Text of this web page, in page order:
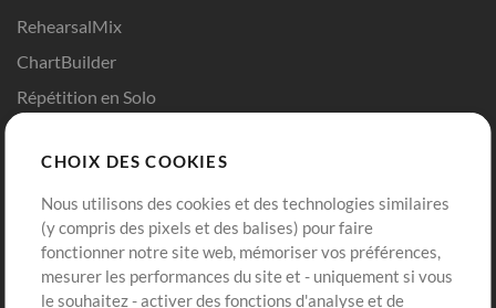
RehearsalMix
ChartBuilder
Répétition en Solo
Modèles ProPresenter
Sons
Boutique
Acheter des crédits
Compte
Connexion
CHOIX DES COOKIES
Nous utilisons des cookies et des technologies similaires
(y compris des pixels et des balises) pour faire
fonctionner notre site web, mémoriser vos préférences,
mesurer les performances du site et - uniquement si vous
le souhaitez - activer des fonctions d'analyse et de